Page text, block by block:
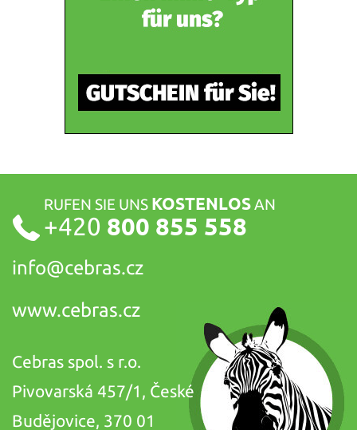
RUFEN SIE UNS KOSTENLOSAN
+420 800 855 558
info@cebras.cz
www.cebras.cz
Cebras spol. s r.o.
Pivovarská 457/1, České
Budějovice, 370 01